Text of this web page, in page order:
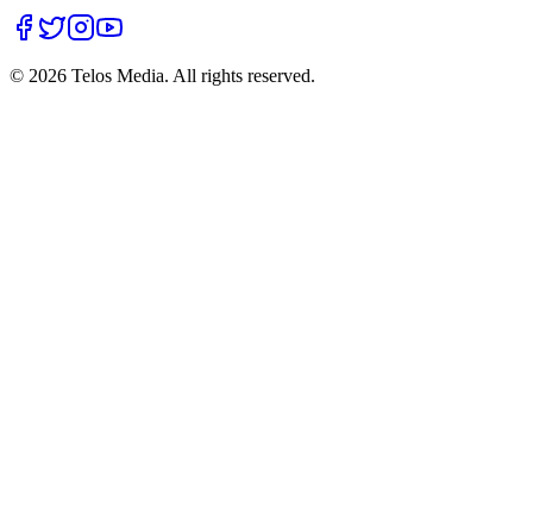
© 2026 Telos Media. All rights reserved.